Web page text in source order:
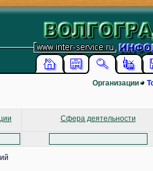
Организации
Сфера деятельности